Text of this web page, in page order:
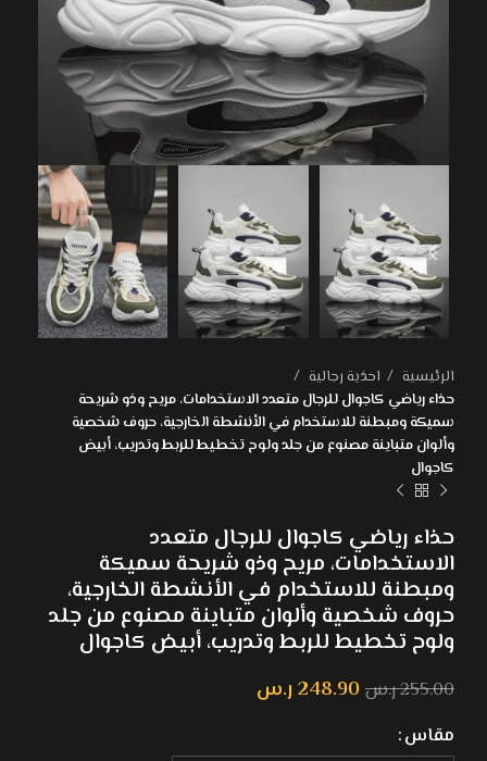
الرئيسية
احذية رجالية
حذاء رياضي كاجوال للرجال متعدد الاستخدامات، مريح وذو شريحة
سميكة ومبطنة للاستخدام في الأنشطة الخارجية، حروف شخصية
وألوان متباينة مصنوع من جلد ولوح تخطيط للربط وتدريب، أبيض
كاجوال
حذاء رياضي كاجوال للرجال متعدد
الاستخدامات، مريح وذو شريحة سميكة
ومبطنة للاستخدام في الأنشطة الخارجية،
حروف شخصية وألوان متباينة مصنوع من جلد
ولوح تخطيط للربط وتدريب، أبيض كاجوال
255.00ر.س248.90 ر.س
مقاس